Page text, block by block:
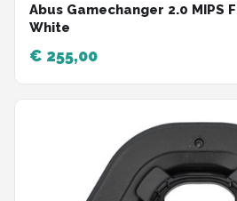
Abus Gamechanger 2.0 MIPS
White
€ 255,00